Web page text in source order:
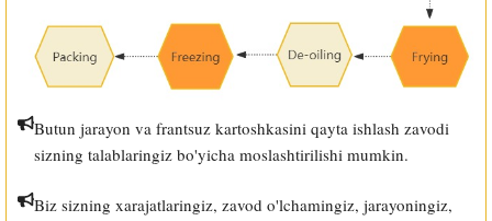
Butun jarayon va frantsuz kartoshkasini qayta ishlash zavodi
sizning talablaringiz bo'yicha moslashtirilishi mumkin.
Biz sizning xarajatlaringiz, zavod o'lchamingiz, jarayoningiz,